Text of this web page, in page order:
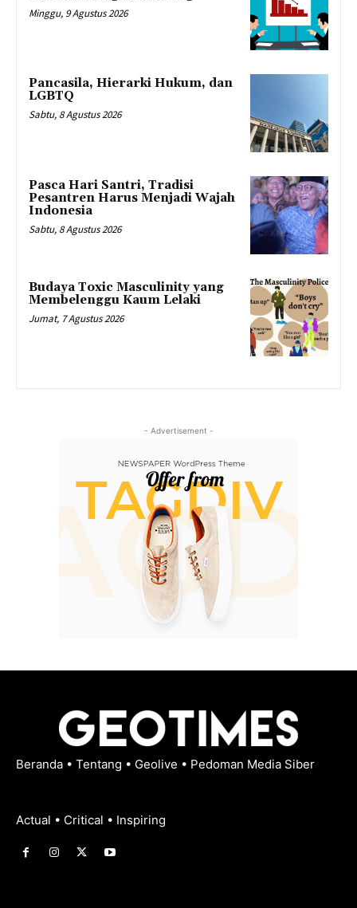
Minggu, 9 Agustus 2026
Pancasila, Hierarki Hukum, dan
LGBTQ
Sabtu, 8 Agustus 2026
Pasca Hari Santri, Tradisi
Pesantren Harus Menjadi Wajah
Indonesia
Sabtu, 8 Agustus 2026
Budaya Toxic Masculinity yang
Membelenggu Kaum Lelaki
Jumat, 7 Agustus 2026
- Advertisement -
Beranda • Tentang • Geolive • Pedoman Media Siber
Actual • Critical • Inspiring